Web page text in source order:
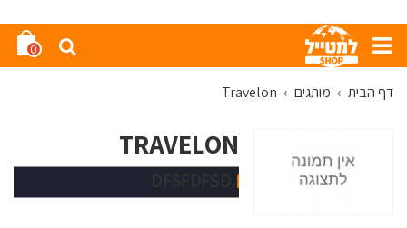
0
דף הבית › מותגים ›
Travelon
TRAVELON